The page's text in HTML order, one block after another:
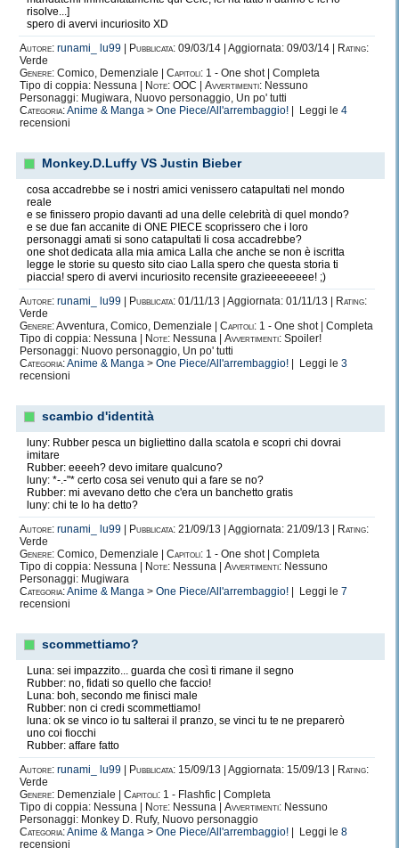
risolve...]
spero di avervi incuriosito XD
Autore: runami_ lu99 Pubblicata: 09/03/14 | Aggiornata: 09/03/14 |
Rating:
Verde
Genere: Comico, Demenziale | Capitoli: 1 - One shot | Completa
Tipo di coppia: Nessuna |
Note: OOC | Avvertimenti: Nessuno
Personaggi: Mugiwara, Nuovo personaggio, Un po' tutti
Categoria:Anime & Manga > One Piece/All'arrembaggio! | Leggi le 4
recensioni
Monkey.D.Luffy VS Justin Bieber
cosa accadrebbe se i nostri amici venissero catapultati nel mondo
reale
e se finissero propio davanti ad una delle celebrità di quel mondo?
e se due fan accanite di ONE PIECE scoprissero che i loro
personaggi amati si sono catapultati li cosa accadrebbe?
one shot dedicata alla mia amica Lalla che anche se non è iscritta
legge le storie su questo sito ciao Lalla spero che questa storia ti
piaccia! spero di avervi incuriosito recensite grazieeeeeeee! ;)
Autore: runami_ lu99 Pubblicata: 01/11/13 | Aggiornata: 01/11/13 |
Rating:
Verde
Genere:Avventura, Comico, Demenziale | Capitoli: 1 - One shot | Completa
Tipo di coppia: Nessuna |
Note: Nessuna | Avvertimenti: Spoiler!
Personaggi: Nuovo personaggio, Un po' tutti
Categoria:Anime & Manga > One Piece/All'arrembaggio! | Leggi le 3
recensioni
scambio d'identità
luny: Rubber pesca un bigliettino dalla scatola e scopri chi dovrai
imitare
Rubber: eeeeh? devo imitare qualcuno?
luny: *-.-"* certo cosa sei venuto qui a fare se no?
Rubber: mi avevano detto che c'era un banchetto gratis
luny: chi te lo ha detto?
Autore: runami_ lu99 Pubblicata: 21/09/13 | Aggiornata: 21/09/13 |
Rating:
Verde
Genere: Comico, Demenziale | Capitoli: 1 - One shot | Completa
Tipo di coppia: Nessuna |
Note: Nessuna | Avvertimenti: Nessuno
Personaggi: Mugiwara
Categoria:Anime & Manga > One Piece/All'arrembaggio! | Leggi le 7
recensioni
scommettiamo?
Luna: sei impazzito... guarda che così ti rimane il segno
Rubber: no, fidati so quello che faccio!
Luna: boh, secondo me finisci male
Rubber: non ci credi scommettiamo!
luna: ok se vinco io tu salterai il pranzo, se vinci tu te ne preparerò
uno coi fiocchi
Rubber: affare fatto
Autore: runami_ lu99 Pubblicata: 15/09/13 | Aggiornata: 15/09/13 |
Rating:
Verde
Genere: Demenziale | Capitoli: 1 - Flashfic | Completa
Tipo di coppia: Nessuna |
Note: Nessuna | Avvertimenti: Nessuno
Personaggi: Monkey D. Rufy, Nuovo personaggio
Categoria:Anime & Manga > One Piece/All'arrembaggio! | Leggi le 8
recensioni